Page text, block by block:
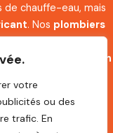
votre
ou des
trafic. En
de chauffe-eau, mais
. Nos plombiers
entretien
l’installation, le
eau à Paris (75) et